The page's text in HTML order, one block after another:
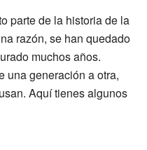
parte de la historia de la
razón, se han quedado
muchos años.
una generación a otra,
Aquí tienes algunos